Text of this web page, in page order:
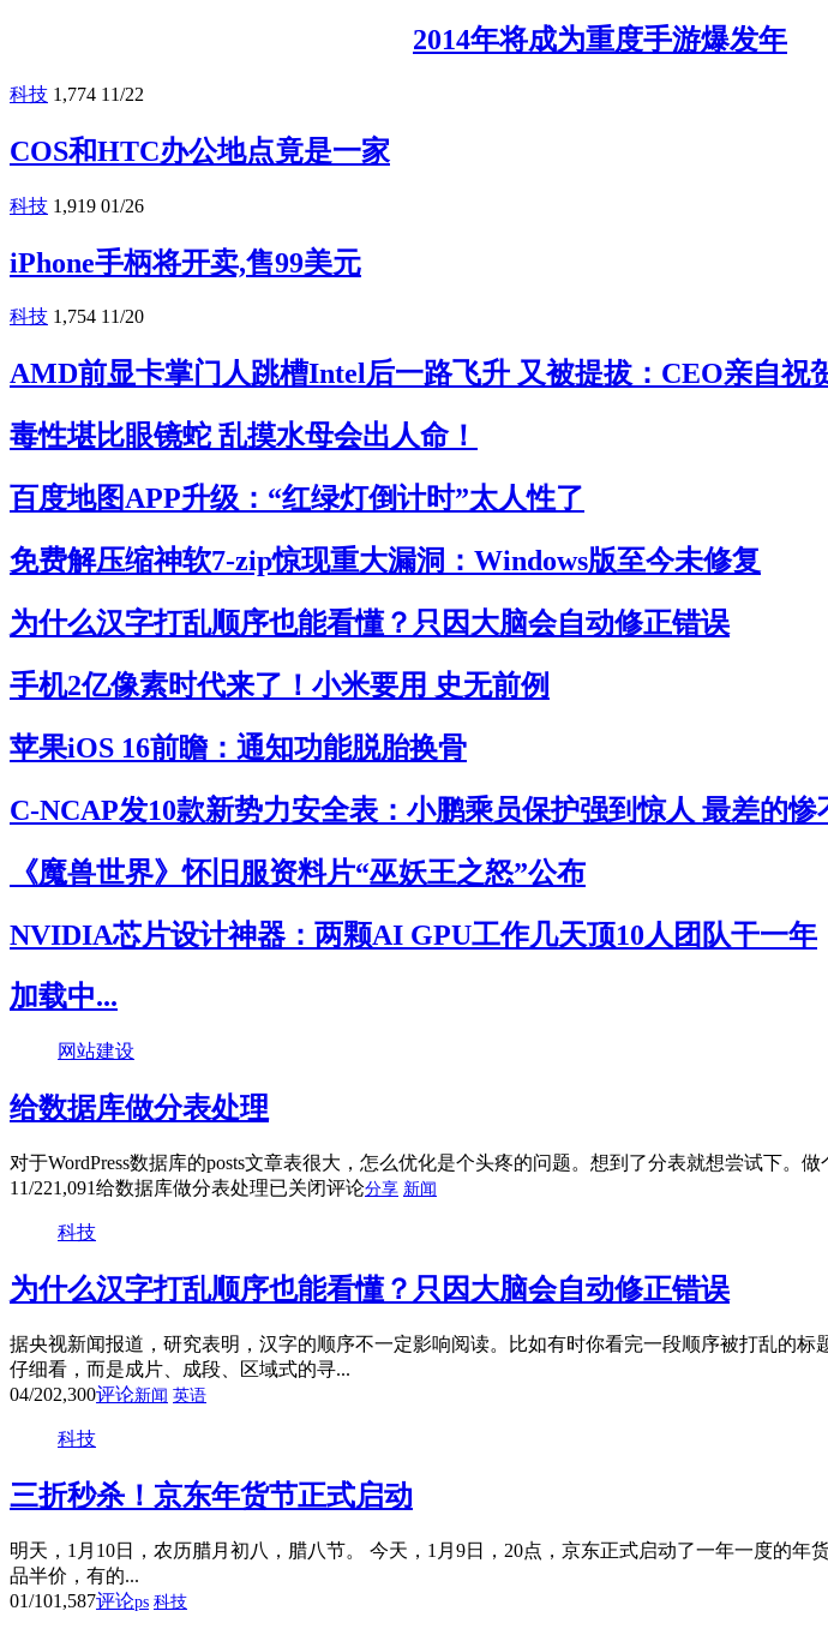
2014年将成为重度手游爆发年
科技 1,774 11/22
COS和HTC办公地点竟是一家
科技 1,919 01/26
iPhone手柄将开卖,售99美元
科技 1,754 11/20
AMD前显卡掌门人跳槽Intel后一路飞升 又被提拔：CEO亲自祝
毒性堪比眼镜蛇 乱摸水母会出人命！
百度地图APP升级：“红绿灯倒计时”太人性了
免费解压缩神软7-zip惊现重大漏洞：Windows版至今未修复
为什么汉字打乱顺序也能看懂？只因大脑会自动修正错误
手机2亿像素时代来了！小米要用 史无前例
苹果iOS 16前瞻：通知功能脱胎换骨
C-NCAP发10款新势力安全表：小鹏乘员保护强到惊人 最差的惨
《魔兽世界》怀旧服资料片“巫妖王之怒”公布
NVIDIA芯片设计神器：两颗AI GPU工作几天顶10人团队干一年
加载中...
网站建设
给数据库做分表处理
对于WordPress数据库的posts文章表很大，怎么优化是个头疼的问题。想到了分表就想尝试下。
11/221,091给数据库做分表处理已关闭评论分享 新闻
科技
为什么汉字打乱顺序也能看懂？只因大脑会自动修正错误
据央视新闻报道，研究表明，汉字的顺序不一定影响阅读。比如有时你看完一段顺序被打乱的
仔细看，而是成片、成段、区域式的寻...
04/202,300评论新闻 英语
科技
三折秒杀！京东年货节正式启动
明天，1月10日，农历腊月初八，腊八节。 今天，1月9日，20点，京东正式启动了一年一度的
品半价，有的...
01/101,587评论ps 科技